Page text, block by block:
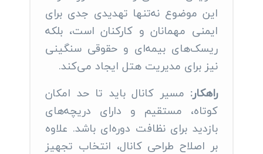
این موضوع نه‌تنها تهدیدی جدی برای
ایمنی مهمانان و کارکنان است، بلکه
ریسک‌های بیمه‌ای و حقوقی سنگینی
نیز برای مدیریت هتل ایجاد می‌کند.
راهکار: مسیر کانال باید تا حد امکان
کوتاه، مستقیم و دارای دریچه‌های
بازدید برای نظافت دوره‌ای باشد. علاوه
بر اصلاح طراحی کانال، انتخاب تجهیز